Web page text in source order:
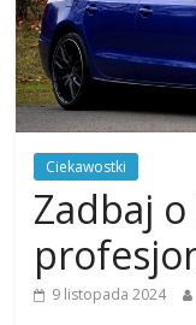
Ciekawostki
Zadbaj
9 listopada 2024